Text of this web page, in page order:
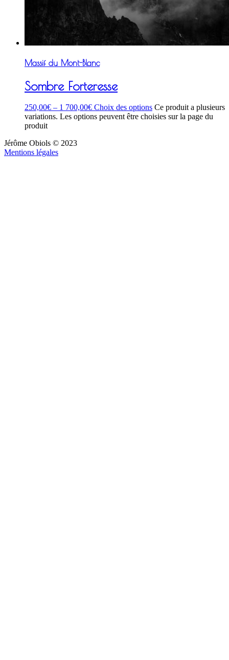
Massif du Mont-Blanc
Sombre Forteresse
250,00€ – 1 700,00€ Choix des options Ce produit a plusieurs
variations. Les options peuvent être choisies sur la page du
produit
Jérôme Obiols © 2023
Mentions légales